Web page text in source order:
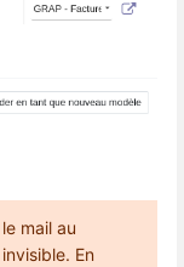
mail au
En